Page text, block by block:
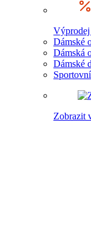
Výprodej
Dámské
Dámská
Dámské
Zobrazit